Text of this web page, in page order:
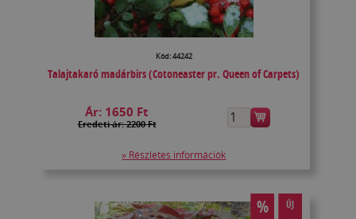
Kód: 44242
Talajtakaró madárbirs (Cotoneaster pr. Queen of Carpets)
Ár: 1650 Ft
Eredeti ár: 2200 Ft
» Részletes információk
% ÚJ